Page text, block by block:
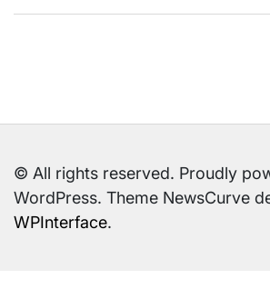
© All rights reserved. Proudly
WordPress. Theme NewsCurve
WPInterface.